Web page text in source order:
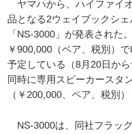
ヤマハから、ハイファイ
品となる2ウェイブックシ
「NS-3000」が発表された
￥900,000（ペア、税別）
予定している（8月20日から
同時に専用スピーカースタ
（￥200,000、ペア、税別）
NS-3000は、同社フラッ